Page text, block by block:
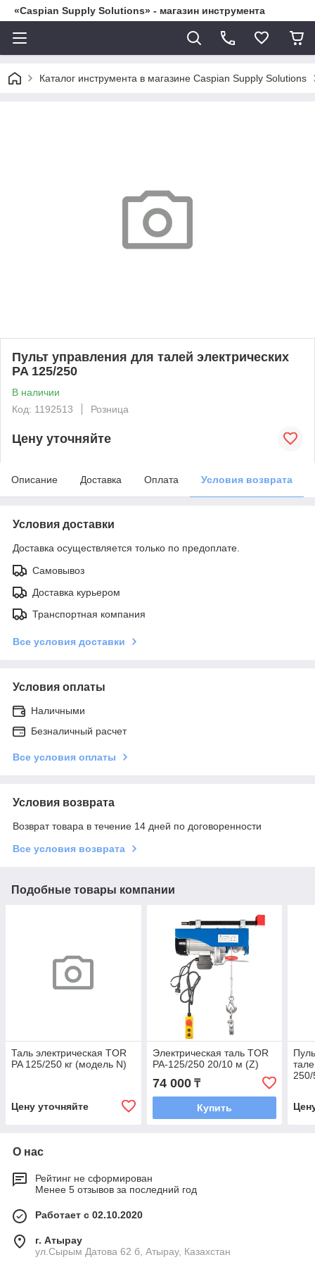
«Caspian Supply Solutions» - магазин инструмента
Каталог инструмента в магазине Caspian Supply Solutions
Пульт управления для талей электрических
PA 125/250
В наличии
Код: 1192513
Розница
Цену уточняйте
Описание Доставка Оплата Условия возврата
Условия доставки
Доставка осуществляется только по предоплате.
Самовывоз
Доставка курьером
Транспортная компания
Все условия доставки
Условия оплаты
Наличными
Безналичный расчет
Все условия оплаты
Условия возврата
Возврат товара в течение 14 дней по договоренности
Все условия возврата
Подобные товары компании
Таль электрическая TOR
PA 125/250 кг (модель N)
Цену уточняйте
Электрическая таль TOR
PA-125/250 20/10 м (Z)
74 000₸
Купить
О нас
Рейтинг не сформирован
Менее 5 отзывов за последний год
Работает с 02.10.2020
г. Атырау
ул.Сырым Датова 62 б, Атырау, Казахстан